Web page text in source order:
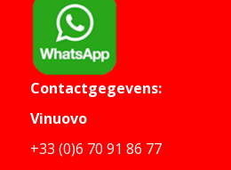
Contactgegevens:
Vinuovo
+33 (0)6 70 91 86 77